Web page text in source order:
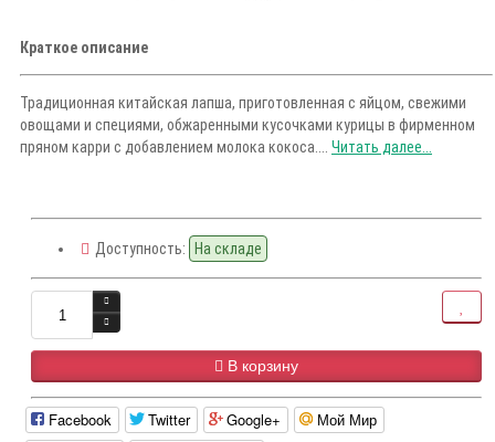
Краткое описание
Традиционная китайская лапша, приготовленная с яйцом, свежими
овощами и специями, обжаренными кусочками курицы в фирменном
пряном карри с добавлением молока кокоса.... Читать далее...
Доступность: На складе
В корзину
Facebook Twitter Google+ Мой Мир